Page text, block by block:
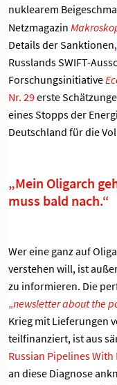
nuklearem
Netzmagazin
Details der Sanktionen,
Russlands SWIFT-
Forschungsinitiative
Nr. 29erste
eines Stopps der
Deutschland für die
„Mein Oligarch
muss bald nach.“
Wer eine ganz auf
verstehen will, ist
zu informieren. Die
„newsletter about the
Krieg mit Lieferungen
teilfinanziert, ist aus
Russian Pipelines With
an diese Diagnose